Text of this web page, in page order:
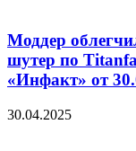
Моддер
шутер по
«Инфакт» от
30.04.2025